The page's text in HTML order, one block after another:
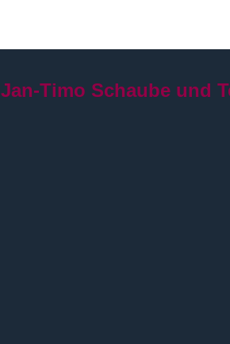
Jan-Timo Schaube und